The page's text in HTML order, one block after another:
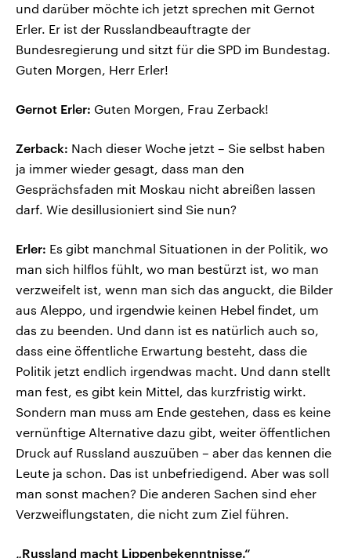
und darüber möchte ich jetzt sprechen mit Gernot
Erler. Er ist der Russlandbeauftragte der
Bundesregierung und sitzt für die SPD im Bundestag.
Guten Morgen, Herr Erler!
Gernot Erler: Guten Morgen, Frau Zerback!
Zerback: Nach dieser Woche jetzt – Sie selbst haben
ja immer wieder gesagt, dass man den
Gesprächsfaden mit Moskau nicht abreißen lassen
darf. Wie desillusioniert sind Sie nun?
Erler: Es gibt manchmal Situationen in der Politik, wo
man sich hilflos fühlt, wo man bestürzt ist, wo man
verzweifelt ist, wenn man sich das anguckt, die Bilder
aus Aleppo, und irgendwie keinen Hebel findet, um
das zu beenden. Und dann ist es natürlich auch so,
dass eine öffentliche Erwartung besteht, dass die
Politik jetzt endlich irgendwas macht. Und dann stellt
man fest, es gibt kein Mittel, das kurzfristig wirkt.
Sondern man muss am Ende gestehen, dass es keine
vernünftige Alternative dazu gibt, weiter öffentlichen
Druck auf Russland auszuüben – aber das kennen die
Leute ja schon. Das ist unbefriedigend. Aber was soll
man sonst machen? Die anderen Sachen sind eher
Verzweiflungstaten, die nicht zum Ziel führen.
„Russland macht Lippenbekenntnisse.“